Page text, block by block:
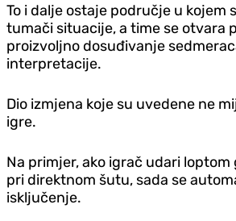
To i dalje ostaje područje u kojem
tumači situacije, a time se otvara
proizvoljno dosuđivanje
interpretacije.
Dio izmjena koje su uvedene ne
igre.
Na primjer, ako igrač udari loptom
pri direktnom šutu, sada se
isključenje.